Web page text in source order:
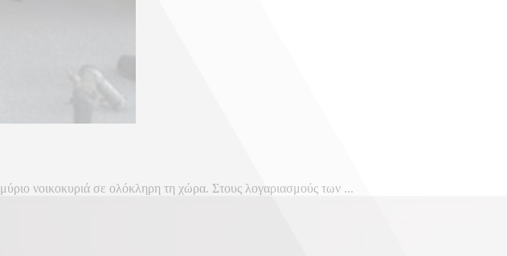
νοικοκυριά σε ολόκληρη τη χώρα. Στους λογαριασμούς των ...